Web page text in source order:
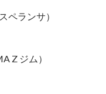
ランサ）
Z ジム）